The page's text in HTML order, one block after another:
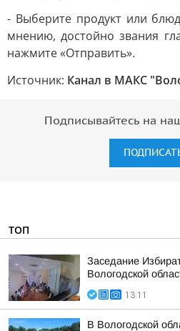
- Выберите продукт или
мнению, достойно звания
нажмите «Отправить».
Источник: Канал в МАКС
Подписывайтесь на
ТОП
Заседание
Вологодской
13:11
В Вологодской